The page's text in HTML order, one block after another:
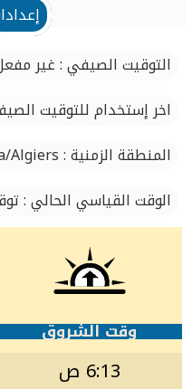
التوقيت الصيفي : غير
اخر إستخدام للتوقيت الصيفي :
المنطقة الزمنية : Africa/Algiers
الوقت القياسي الحالي :
وقت الشروق
6:13 ص